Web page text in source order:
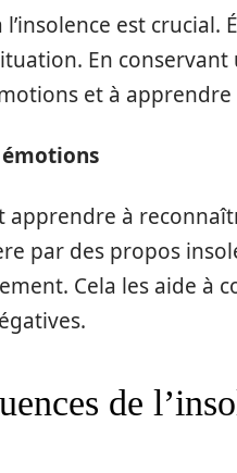
l’insolence est
En
et à apprendre
émotions
apprendre à
par des propos
Cela les aide à
de